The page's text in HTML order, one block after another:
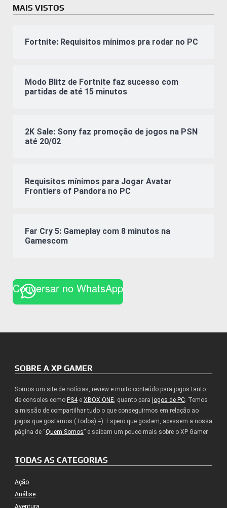
MAIS VISTOS
Fortnite: Requisitos mínimos pra rodar no PC
Modo Blitz de Fortnite faz sucesso com
partidas de até 15 minutos
2K Sale: Sony faz promoção de jogos na PSN
até 20/02
Requisitos mínimos para Jogar Avatar
Frontiers of Pandora no PC
Far Cry 5: Gameplay com 8 minutos na
Gamescom
Conversar no WhatsApp
SOBRE A XP GAMER
Somos um site de notícias, review e muito conteúdo para jogos tanto
de consoles como PS4e XBOX ONE, quanto para jogos de PC. Temos
a missão de compartilhar tudo o que conseguirmos em relação ao
jogos que gostamos (Todos) =). Espero que gostem, acessem a nossa
página de “Quem Somos” e saibam um pouco mais sobre o XP Gamer.
TODAS AS CATEGORIAS
Ação
Análise
Aventura